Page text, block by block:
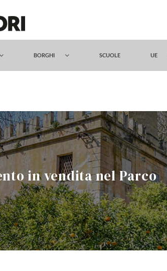
BORGHI SCUOLE UE
in vendita nel Parco